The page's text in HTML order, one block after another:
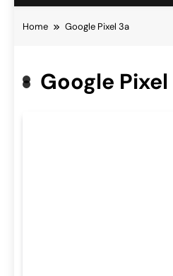
Home Google Pixel 3a
Google Pixel